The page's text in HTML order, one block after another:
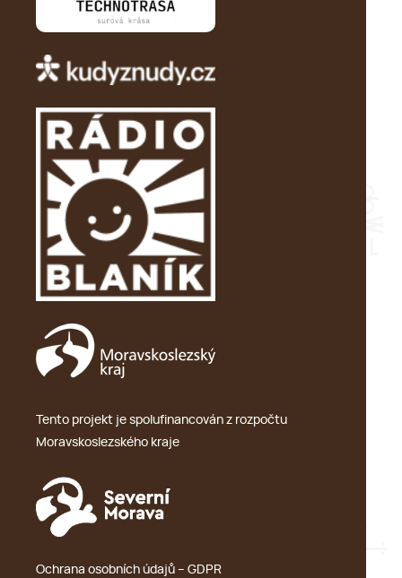
Tento projekt je spolufinancován z rozpočtu
Moravskoslezského kraje
Ochrana osobních údajů – GDPR